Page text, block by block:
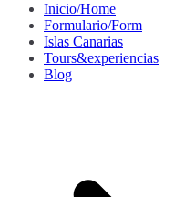
Inicio/Home
Formulario/Form
Islas Canarias
Tours&experiencias
Blog